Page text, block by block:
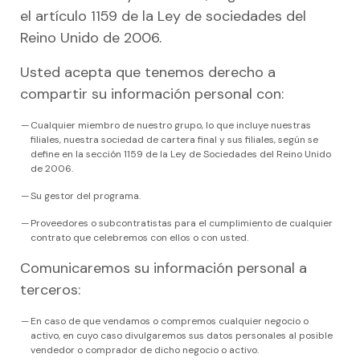
el artículo 1159 de la Ley de sociedades del
Reino Unido de 2006.
Usted acepta que tenemos derecho a
compartir su información personal con:
Cualquier miembro de nuestro grupo, lo que incluye nuestras
filiales, nuestra sociedad de cartera final y sus filiales, según se
define en la sección 1159 de la Ley de Sociedades del Reino Unido
de 2006.
Su gestor del programa.
Proveedores o subcontratistas para el cumplimiento de cualquier
contrato que celebremos con ellos o con usted.
Comunicaremos su información personal a
terceros:
En caso de que vendamos o compremos cualquier negocio o
activo, en cuyo caso divulgaremos sus datos personales al posible
vendedor o comprador de dicho negocio o activo.